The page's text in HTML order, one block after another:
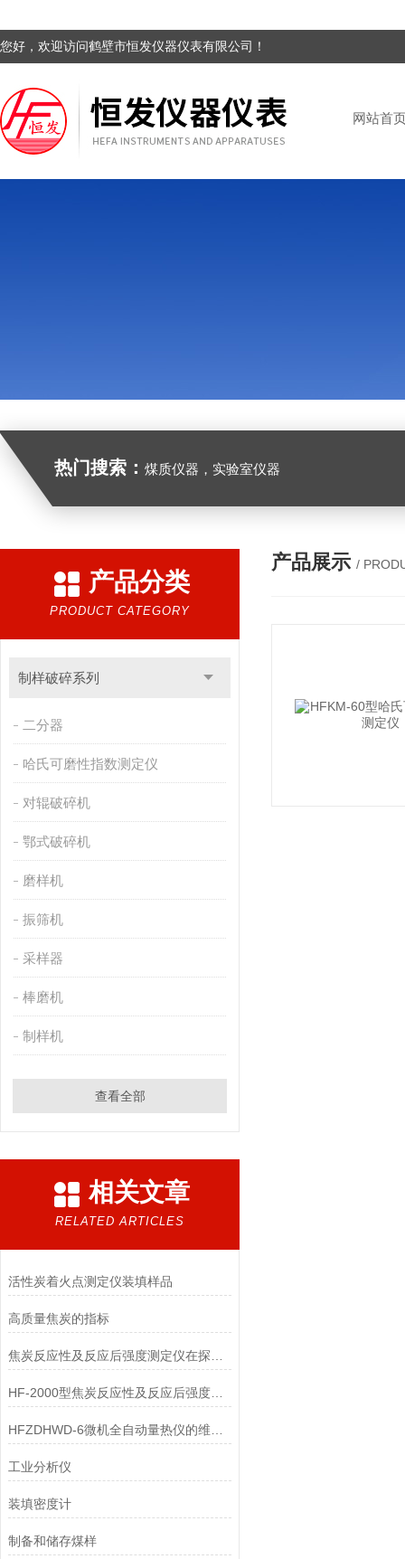
您好，欢迎访问鹤壁市恒发仪器仪表有限公司！
网站首
热门搜索： 煤质仪器，实验室仪器
产品分类
PRODUCT CATEGORY
制样破碎系列
二分器
哈氏可磨性指数测定仪
对辊破碎机
鄂式破碎机
磨样机
振筛机
采样器
棒磨机
制样机
查看全部
相关文章
RELATED ARTICLES
活性炭着火点测定仪​装填样品
高质量焦炭的指标
HF-2000型焦炭反应性及反应后强度测定仪产品介绍
工业分析仪
装填密度计
制备和储存煤样
产品展示 /